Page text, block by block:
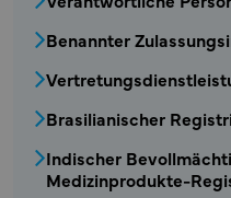
Indischer